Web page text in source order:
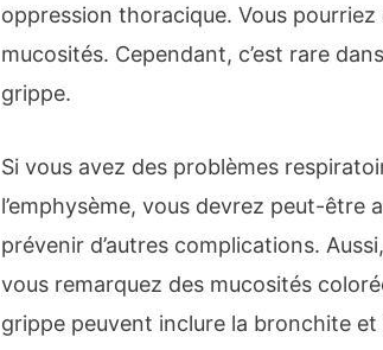
oppression thoracique. Vous
mucosités. Cependant, c’est rare
grippe.
Si vous avez des problèmes
l’emphysème, vous devrez peut-être
prévenir d’autres complications.
vous remarquez des mucosités
grippe peuvent inclure la bronchite et